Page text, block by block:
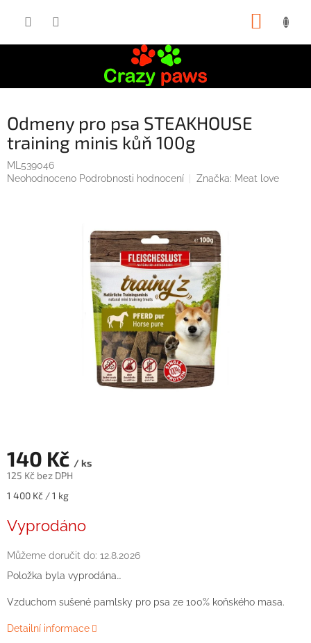
Odmeny pro psa STEAKHOUSE
training minis kůň 100g
ML539046
Průměrné
Neohodnoceno Podrobnosti hodnocení Značka: Meat love
140 Kč / ks
125 Kč bez DPH
Měrná
1 400 Kč / 1 kg
Vyprodáno
Můžeme doručit do: 12.8.2026
Položka byla vyprodána…
Vzduchom sušené pamlsky pro psa ze 100% koňského masa.
Detailní informace